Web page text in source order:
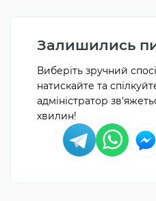
Залишились
Виберіть зручний
натискайте та
адміністратор
хвилин!